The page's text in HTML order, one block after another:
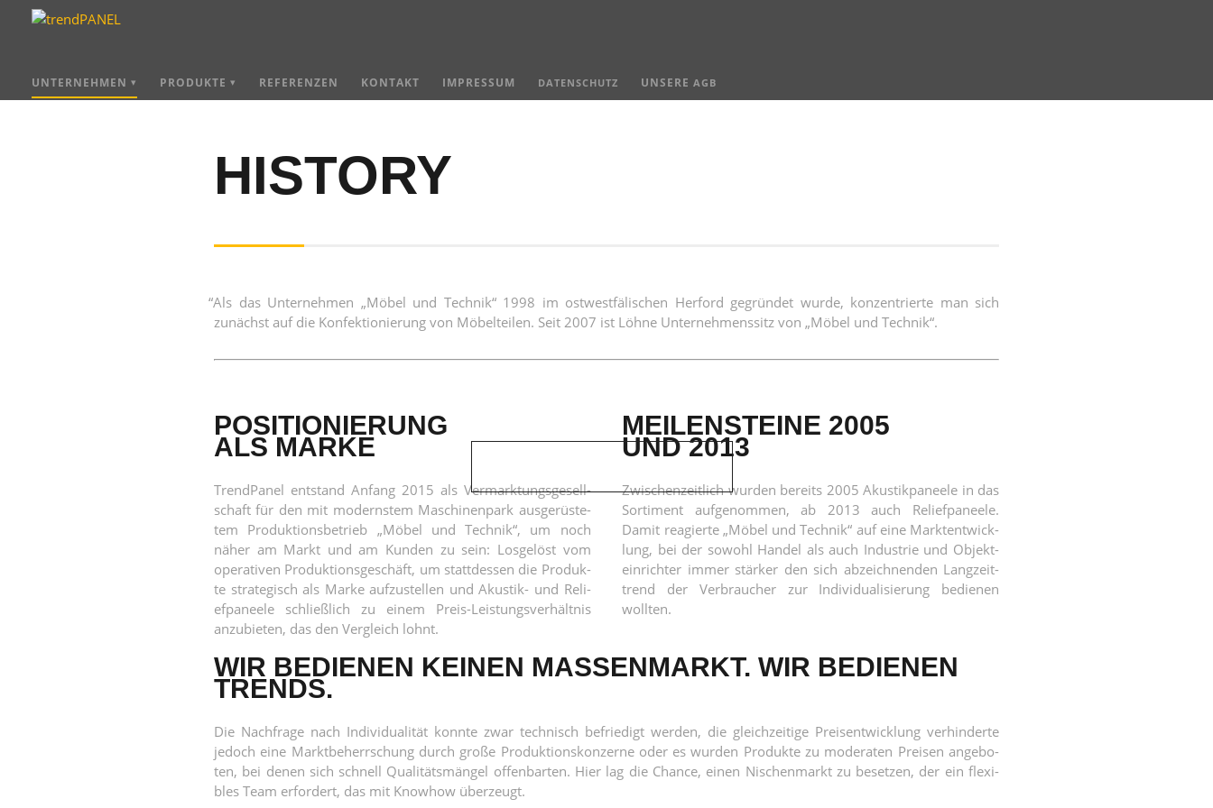
UNTERNEHMEN PRODUKTE REFERENZEN KONTAKT IMPRESSUM DATENSCHUTZ UNSERE AGB
HISTORY
“Als das Unter­neh­men „Möbel und Tech­nik“ 1998 im ost­west­fä­li­schen Her­ford gegrün­det wur­de, kon­zen­trier­te man sich
zunächst auf die Kon­fek­tio­nie­rung von Möbel­tei­len. Seit 2007 ist Löh­ne Unter­neh­mens­sitz von „Möbel und Technik“.
POSITIONIERUNG
ALS MARKE
Trend­Pa­nel ent­stand Anfang 2015 als Ver­mark­tungs­ge­sell­
schaft für den mit moderns­tem Maschi­nen­park aus­ge­rüs­te­
tem Pro­duk­ti­ons­be­trieb „Möbel und Tech­nik“, um noch
näher am Markt und am Kun­den zu sein: Los­ge­löst vom
ope­ra­ti­ven Pro­duk­ti­ons­ge­schäft, um statt­des­sen die Pro­duk­
te stra­te­gisch als Mar­ke auf­zu­stel­len und Akus­tik- und Reli­
ef­pa­nee­le schließ­lich zu einem Preis-Leis­tungs­ver­hält­nis
anzu­bie­ten, das den Ver­gleich lohnt.
MEILENSTEINE 2005
UND 2013
Zwi­schen­zeit­lich wur­den bereits 2005 Akus­tik­pa­nee­le in das
Sor­ti­ment auf­ge­nom­men, ab 2013 auch Reli­ef­pa­nee­le.
Damit reagier­te „Möbel und Tech­nik“ auf eine Markt­ent­wick­
lung, bei der sowohl Han­del als auch Indus­trie und Objekt­
ein­rich­ter immer stär­ker den sich abzeich­nen­den Lang­zeit­
trend der Ver­brau­cher zur Indi­vi­dua­li­sie­rung bedie­nen
wollten.
WIR BEDIENEN KEINEN MASSENMARKT. WIR BEDIENEN
TRENDS.
Die Nach­fra­ge nach Indi­vi­dua­li­tät konn­te zwar tech­nisch befrie­digt wer­den, die gleich­zei­ti­ge Preis­ent­wick­lung ver­hin­der­te
jedoch eine Markt­be­herr­schung durch gro­ße Pro­duk­ti­ons­kon­zer­ne oder es wur­den Pro­duk­te zu mode­ra­ten Prei­sen ange­bo­
ten, bei denen sich schnell Qua­li­täts­män­gel offen­bar­ten. Hier lag die Chan­ce, einen Nischen­markt zu beset­zen, der ein fle­xi­
bles Team erfor­dert, das mit Know­how überzeugt.